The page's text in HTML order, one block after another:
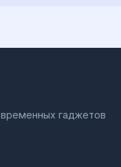
гаджетов